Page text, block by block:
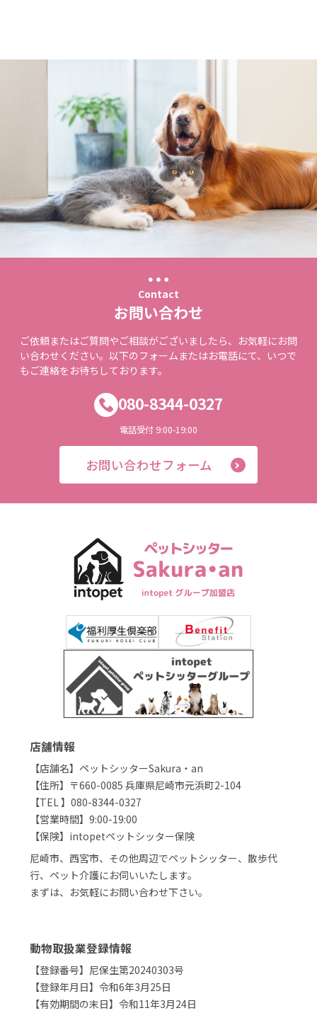
Contact
お問い合わせ
ご依頼またはご質問やご相談がございましたら、お気軽にお問
い合わせください。以下のフォームまたはお電話にて、いつで
もご連絡をお待ちしております。
080-8344-0327
電話受付 9:00-19:00
お問い合わせフォーム
店舗情報
【店舗名】ペットシッターSakura・an
【住所】〒660-0085 兵庫県尼崎市元浜町2-104
【TEL 】080-8344-0327
【営業時間】9:00-19:00
【保険】intopetペットシッター保険
尼崎市、西宮市、その他周辺でペットシッター、散歩代
行、ペット介護にお伺いいたします。
まずは、お気軽にお問い合わせ下さい。
動物取扱業登録情報
【登録番号】尼保生第20240303号
【登録年月日】令和6年3月25日
【有効期間の末日】令和11年3月24日